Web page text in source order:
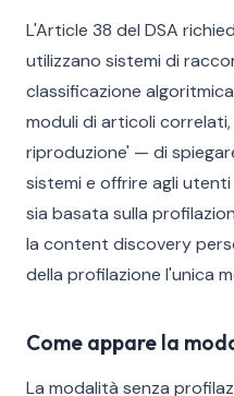
L'Article 38 del DSA
utilizzano sistemi di
classificazione
moduli di articoli
riproduzione' — di
sistemi e offrire agli
sia basata sulla
la content discovery
della profilazione l'unica
Come appare la
La modalità senza